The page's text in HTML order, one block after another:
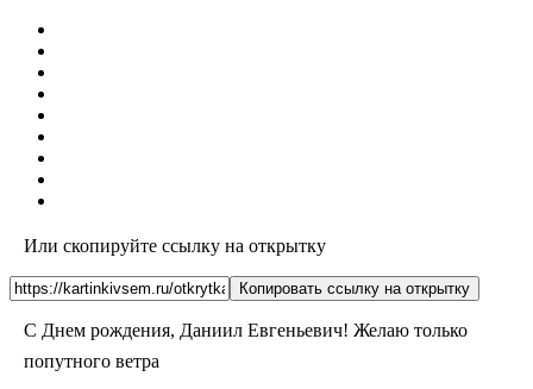
Или скопируйте ссылку на открытку
Копировать ссылку на открытку
С Днем рождения, Даниил Евгеньевич! Желаю только
попутного ветра